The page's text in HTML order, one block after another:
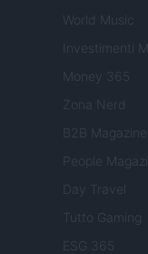
World Music
Investimenti
Money 365
Zona Nerd
B2B Magazine
People
Day Travel
Tutto Gaming
ESG 365